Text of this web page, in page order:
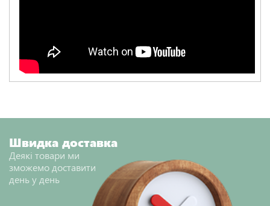
Швидка доставка
Деякі товари ми
зможемо доставити
день у день